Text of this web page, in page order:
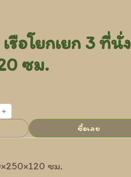
รือโยกเยก 3 ที่นั่ง
ซม.
ซื้อเลย
ซม.